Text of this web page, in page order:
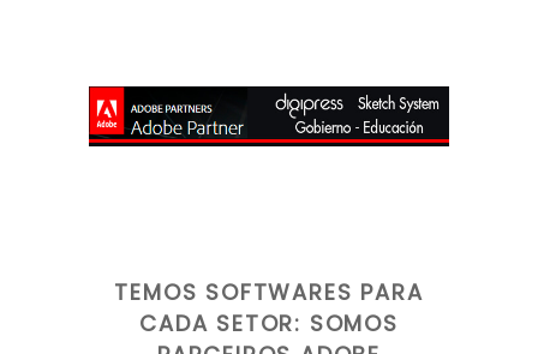
TEMOS SOFTWARES PARA
CADA SETOR: SOMOS